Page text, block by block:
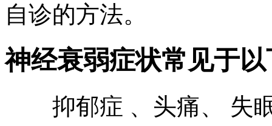
自诊的方法。
神经衰弱症状常见于
抑郁症 、头痛、 失